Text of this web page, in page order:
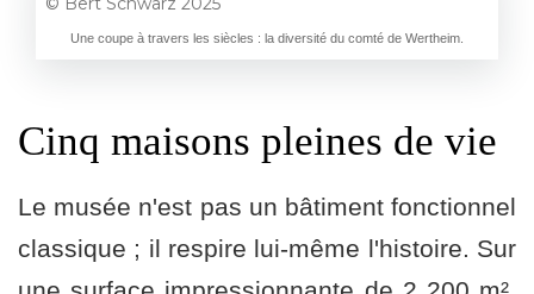
Une coupe à travers les siècles : la diversité du comté de Wertheim.
Cinq maisons pleines de vie
Le musée n'est pas un bâtiment fonctionnel
classique ; il respire lui-même l'histoire. Sur